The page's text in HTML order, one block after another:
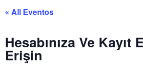
« All Eventos
Hesabınıza Ve Kayıt
Erişin